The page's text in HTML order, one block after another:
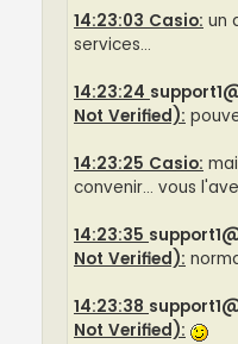
14:23:03 Casio: un
services...
14:23:24
Not Verified):
14:23:25 Casio:
convenir... vous
14:23:35
Not Verified):
14:23:38
Not Verified):